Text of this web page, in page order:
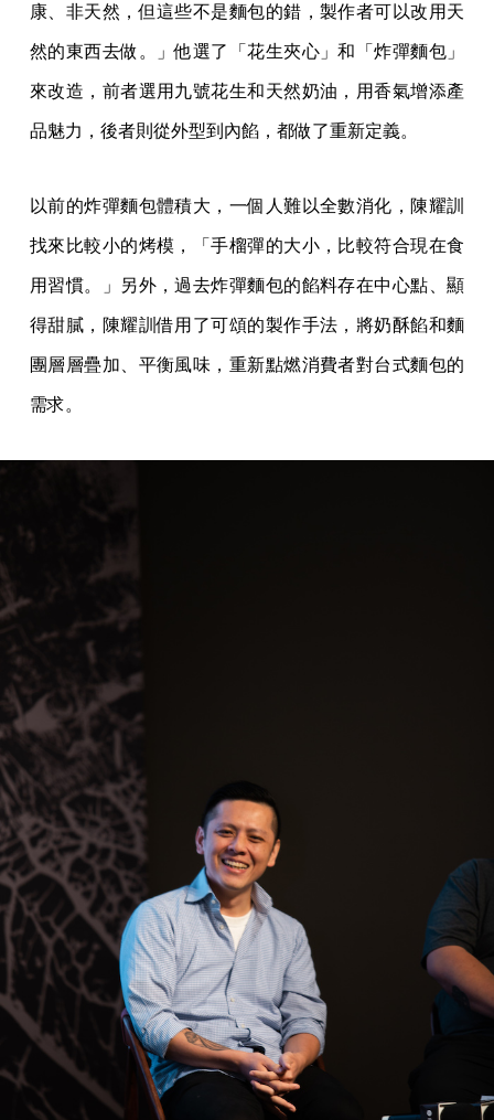
康、非天然，但這些不是麵包的錯，製作者可以改用天
然的東西去做。」他選了「花生夾心」和「炸彈麵包」
來改造，前者選用九號花生和天然奶油，用香氣增添產
品魅力，後者則從外型到內餡，都做了重新定義。
以前的炸彈麵包體積大，一個人難以全數消化，陳耀訓
找來比較小的烤模，「手榴彈的大小，比較符合現在食
用習慣。」另外，過去炸彈麵包的餡料存在中心點、顯
得甜膩，陳耀訓借用了可頌的製作手法，將奶酥餡和麵
團層層疊加、平衡風味，重新點燃消費者對台式麵包的
需求。